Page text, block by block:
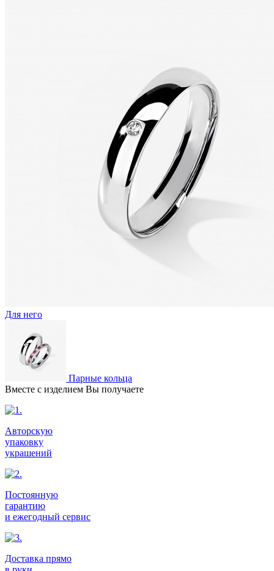
Для него
Парные кольца
Вместе с изделием Вы получаете
Авторскую
упаковку
украшений
Постоянную
гарантию
и ежегодный сервис
Доставка прямо